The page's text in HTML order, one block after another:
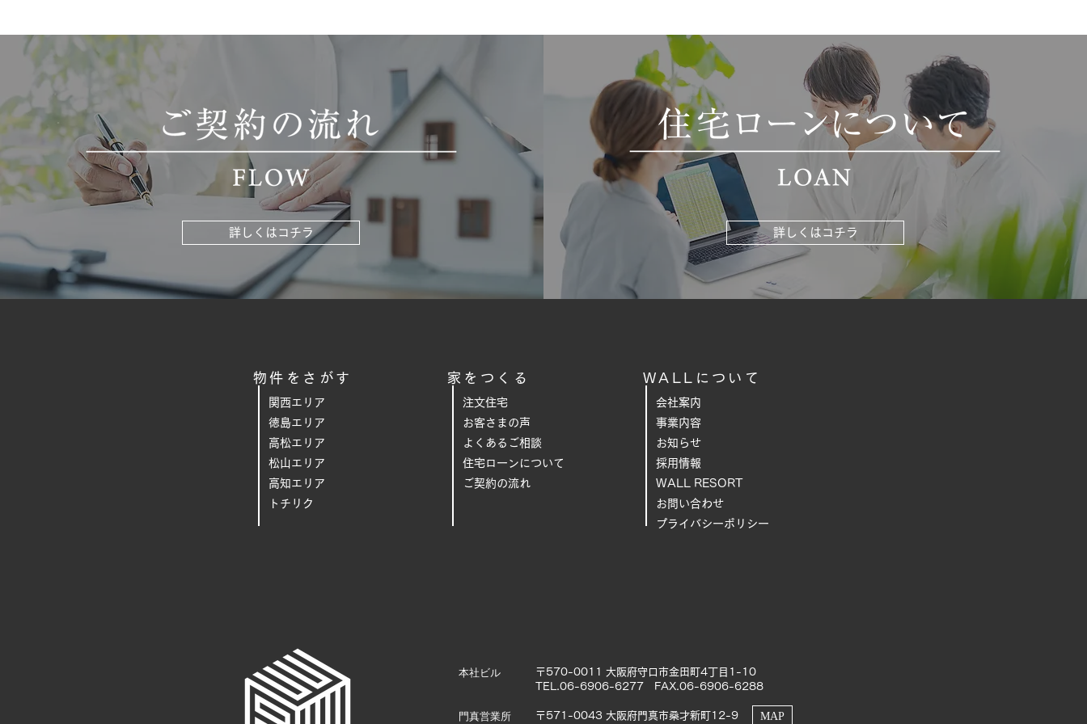
詳しくはコチラ 詳しくはコチラ
物件をさがす
関西エリア
徳島エリア
高松エリア
松山エリア
高知エリア
トチリク
家をつくる
注文住宅
お客さまの声
よくあるご相談
住宅ローンについて
ご契約の流れ
WALLについて
会社案内
事業内容
お知らせ
採用情報
WALL RESORT
お問い合わせ
プライバシーポリシー
本社ビル
門真営業所
〒570-0011 大阪府守口市金田町4丁目1-10
TEL.06-6906-6277 FAX.06-6906-6288
〒571-0043 大阪府門真市桑才新町12-9 MAP